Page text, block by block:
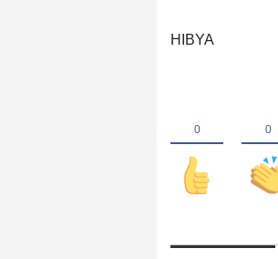
HIBYA